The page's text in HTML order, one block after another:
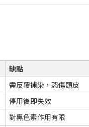
缺點
需反覆補染，恐傷頭皮
停用後即失效
對黑色素作用有限